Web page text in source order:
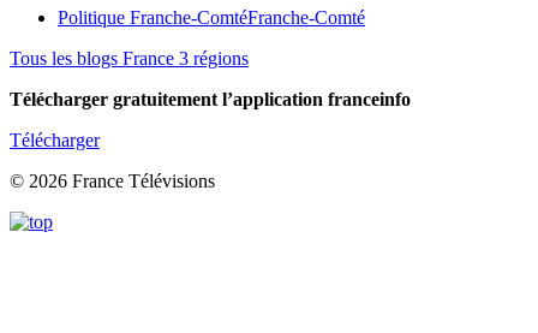
Politique Franche-ComtéFranche-Comté
Tous les blogs France 3 régions
Télécharger gratuitement l’application franceinfo
Télécharger
© 2026 France Télévisions